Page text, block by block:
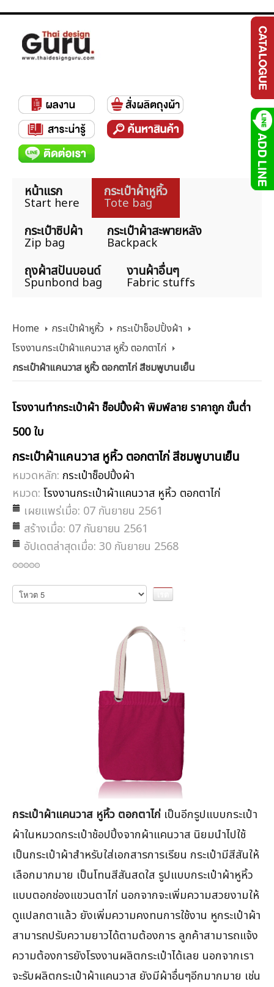
หน้าแรก
Start here
กระเป๋าผ้าหูหิ้ว
Tote bag
กระเป๋าซิปผ้า
Zip bag
กระเป๋าผ้าสะพายหลัง
Backpack
ถุงผ้าสปันบอนด์
Spunbond bag
งานผ้าอื่นๆ
Fabric stuffs
Home กระเป๋าผ้าหูหิ้ว
กระเป๋าช็อปปิ้งผ้า
โรงงานกระเป๋าผ้าแคนวาส หูหิ้ว ตอกตาไก่
กระเป๋าผ้าแคนวาส หูหิ้ว ตอกตาไก่ สีชมพูบานเย็น
โรงงานทำกระเป๋าผ้า ช็อปปิ้งผ้า พิมพ์ลาย ราคาถูก ขั้นต่ำ
500 ใบ
กระเป๋าผ้าแคนวาส หูหิ้ว ตอกตาไก่ สีชมพูบานเย็น
หมวดหลัก: กระเป๋าช็อปปิ้งผ้า
หมวด: โรงงานกระเป๋าผ้าแคนวาส หูหิ้ว ตอกตาไก่
เผยแพร่เมื่อ: 07 กันยายน 2561
สร้างเมื่อ: 07 กันยายน 2561
อัปเดตล่าสุดเมื่อ: 30 กันยายน 2568
กรุณา
ให้
กระเป๋าผ้าแคนวาส หูหิ้ว ตอกตาไก่ เป็นอีกรูปแบบกระเป๋า
ผ้าในหมวดกระเป๋าช้อปปิ้งจากผ้าแคนวาส นิยมนำไปใช้
เป็นกระเป๋าผ้าสำหรับใส่เอกสารการเรียน กระเป๋ามีสีสันให้
เลือกมากมาย เป็นโทนสีสันสดใส รูปแบบกระเป๋าผ้าหูหิ้ว
แบบตอกช่องแขวนตาไก่ นอกจากจะเพิ่มความสวยงามให้
ดูแปลกตาแล้ว ยังเพิ่มความคงทนการใช้งาน หูกระเป๋าผ้า
สามารถปรับความยาวได้ตามต้องการ ลูกค้าสามารถแจ้ง
ความต้องการยังโรงงานผลิตกระเป๋าได้เลย นอกจากเรา
จะรับผลิตกระเป๋าผ้าแคนวาส ยังมีผ้าอื่นๆอีกมากมาย เช่น